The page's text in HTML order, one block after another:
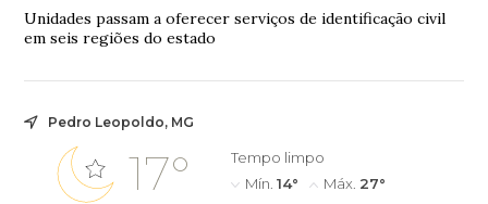
Unidades passam a oferecer serviços de identificação civil
em seis regiões do estado
Pedro Leopoldo, MG
17°
Tempo limpo
Mín. 14° Máx. 27°